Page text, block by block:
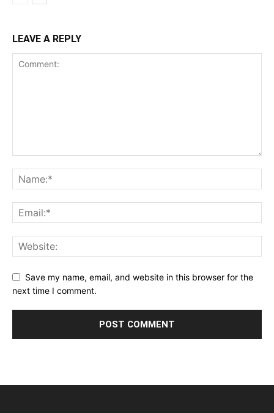
LEAVE A REPLY
Save my name, email, and website in this browser for the
next time I comment.